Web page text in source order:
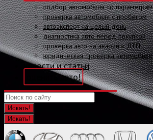
подбор автомобиля по параметрам
проверка автомобиля с пробегом
автоэксперт на целый день
диагностика авто перед покупкой
проверка авто на аварии и ДТП
юридическая проверка автомобиля
новости и статьи
оценить авто!
Искать!